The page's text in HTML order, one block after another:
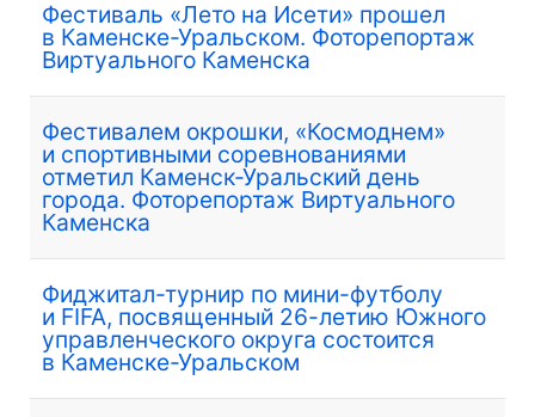
Фестиваль «Лето на Исети» прошел
в Каменске-Уральском. Фоторепортаж
Виртуального Каменска
Фестивалем окрошки, «Космоднем»
и спортивными соревнованиями
отметил Каменск-Уральский день
города. Фоторепортаж Виртуального
Каменска
Фиджитал-турнир по мини-футболу
и FIFA, посвященный 26-летию Южного
управленческого округа состоится
в Каменске-Уральском